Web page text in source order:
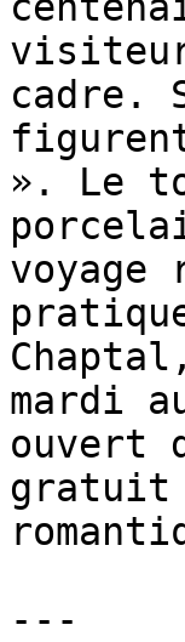
cadre.
». Le
voyage
mardi
ouvert
gratuit
---